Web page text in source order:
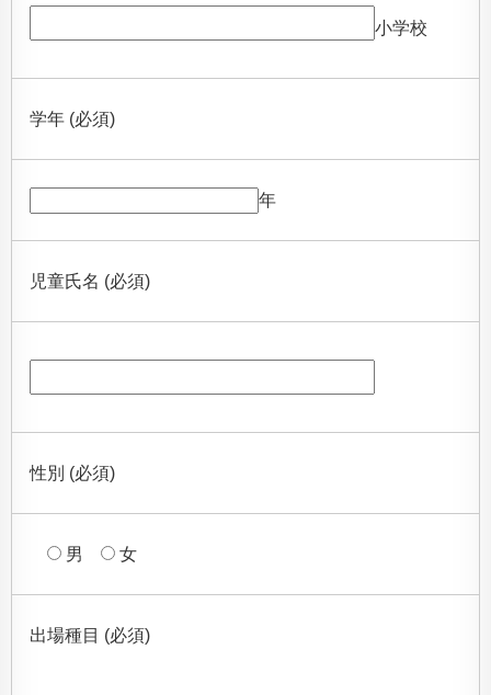
小学校
学年 (必須)
年
児童氏名 (必須)
性別 (必須)
男 女
出場種目 (必須)